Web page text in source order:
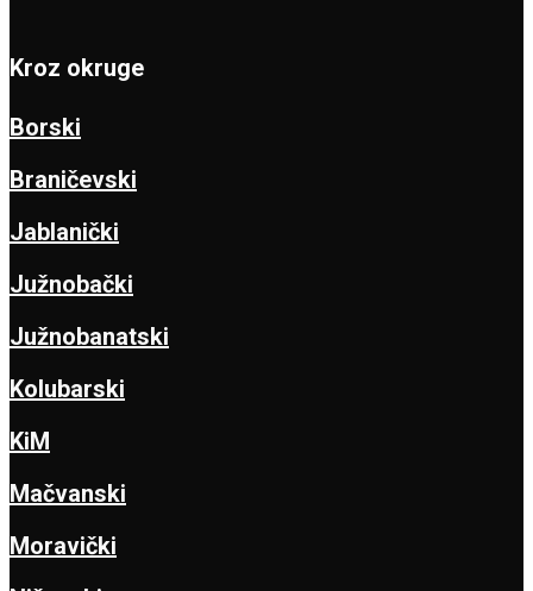
Kroz okruge
Borski
Braničevski
Jablanički
Južnobački
Južnobanatski
Kolubarski
KiM
Mačvanski
Moravički